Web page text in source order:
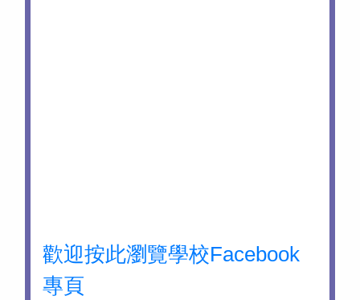
歡迎按此瀏覽學校Facebook
專頁